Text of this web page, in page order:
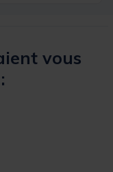
vous